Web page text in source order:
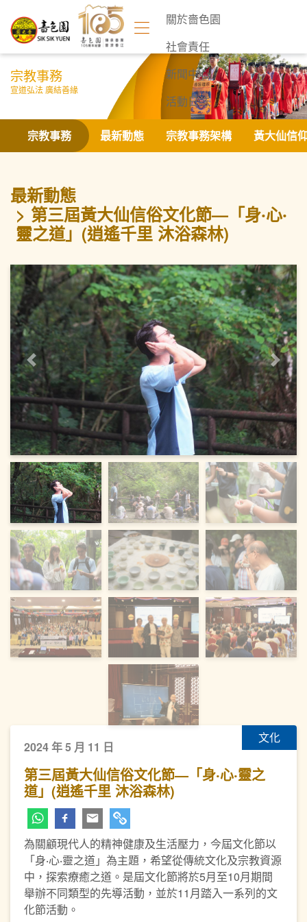
關於嗇色園
社會責任
新聞中心
活動日誌
聯絡我們
宗教事務
宣道弘法 廣結善緣
宗教事務 最新動態 宗教事務架構 黃大仙信
最新動態
第三屆黃大仙信俗文化節—「身‧心‧
靈之道」(逍遙千里 沐浴森林)
上一頁 下一頁
文化
2024 年 5 月 11 日
第三屆黃大仙信俗文化節—「身‧心‧靈之
道」(逍遙千里 沐浴森林)
為關顧現代人的精神健康及生活壓力，今屆文化節以
「身‧心‧靈之道」為主題，希望從傳統文化及宗教資源
中，探索療癒之道。是屆文化節將於5月至10月期間
舉辦不同類型的先導活動，並於11月踏入一系列的文
化節活動。